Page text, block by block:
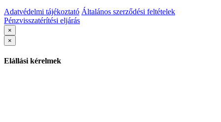
Adatvédelmi tájékoztató Általános szerződési feltételek
Pénzvisszatérítési eljárás
×
×
Elállási kérelmek